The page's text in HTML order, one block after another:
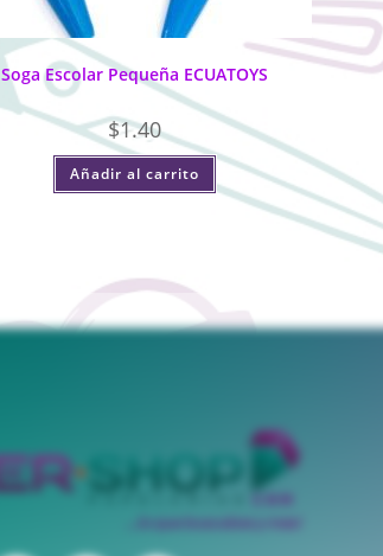
Soga Escolar Pequeña ECUATOYS
$1.40
Añadir al carrito